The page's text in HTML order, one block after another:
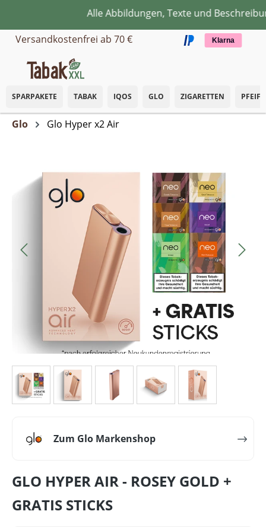
Zum Hauptinhalt springenAlle Abbildungen, Texte und
Versandkostenfrei ab 70 €
Klarna
SPARPAKETE TABAK IQOS GLO ZIGARETTEN
Glo Glo Hyper x2 Air
Zum Glo Markenshop
GLO HYPER AIR - ROSEY GOLD +
GRATIS STICKS